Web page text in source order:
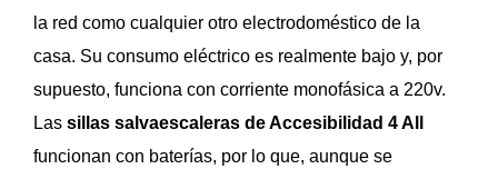
la red como cualquier otro electrodoméstico de la
casa. Su consumo eléctrico es realmente bajo y, por
supuesto, funciona con corriente monofásica a 220v.
Las sillas salvaescaleras de Accesibilidad 4 All
funcionan con baterías, por lo que, aunque se